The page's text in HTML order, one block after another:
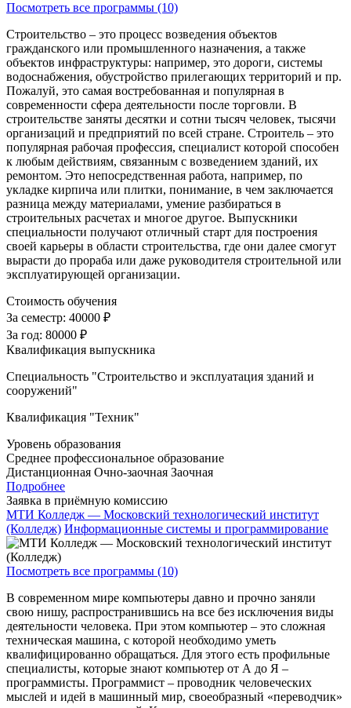
Посмотреть все программы (10)
Строительство – это процесс возведения объектов
гражданского или промышленного назначения, а также
объектов инфраструктуры: например, это дороги, системы
водоснабжения, обустройство прилегающих территорий и пр.
Пожалуй, это самая востребованная и популярная в
современности сфера деятельности после торговли. В
строительстве заняты десятки и сотни тысяч человек, тысячи
организаций и предприятий по всей стране. Строитель – это
популярная рабочая профессия, специалист которой способен
к любым действиям, связанным с возведением зданий, их
ремонтом. Это непосредственная работа, например, по
укладке кирпича или плитки, понимание, в чем заключается
разница между материалами, умение разбираться в
строительных расчетах и многое другое. Выпускники
специальности получают отличный старт для построения
своей карьеры в области строительства, где они далее смогут
вырасти до прораба или даже руководителя строительной или
эксплуатирующей организации.
Стоимость обучения
За семестр: 40000 ₽
За год: 80000 ₽
Квалификация выпускника
Специальность "Строительство и эксплуатация зданий и
сооружений"
Квалификация "Техник"
Уровень образования
Среднее профессиональное образование
Дистанционная Очно-заочная Заочная
Подробнее
Заявка в приёмную комиссию
МТИ Колледж — Московский технологический институт
(Колледж) Информационные системы и программирование
Посмотреть все программы (10)
В современном мире компьютеры давно и прочно заняли
свою нишу, распространившись на все без исключения виды
деятельности человека. При этом компьютер – это сложная
техническая машина, с которой необходимо уметь
квалифицированно обращаться. Для этого есть профильные
специалисты, которые знают компьютер от А до Я –
программисты. Программист – проводник человеческих
мыслей и идей в машинный мир, своеобразный «переводчик»